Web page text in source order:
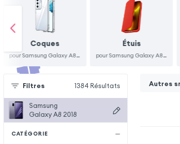
Coques
pour Samsung Galaxy A8 2018
Étuis
pour Samsung Galaxy A8 2018
Filtres 1384 Résultats
Samsung
Galaxy A8 2018
CATÉGORIE
Autres